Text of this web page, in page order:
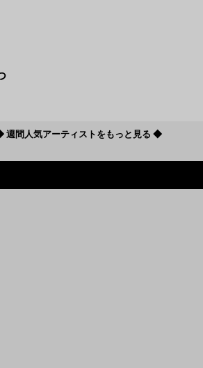
週間人気アーティストをもっと見る ◆